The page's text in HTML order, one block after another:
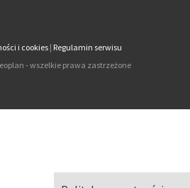
i cookies| Regulamin serwisu
- wszelkie prawa zastrzeżone